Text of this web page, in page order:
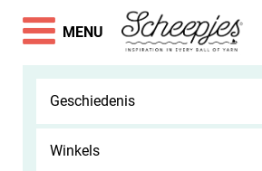
Geschiedenis
Winkels
MENU